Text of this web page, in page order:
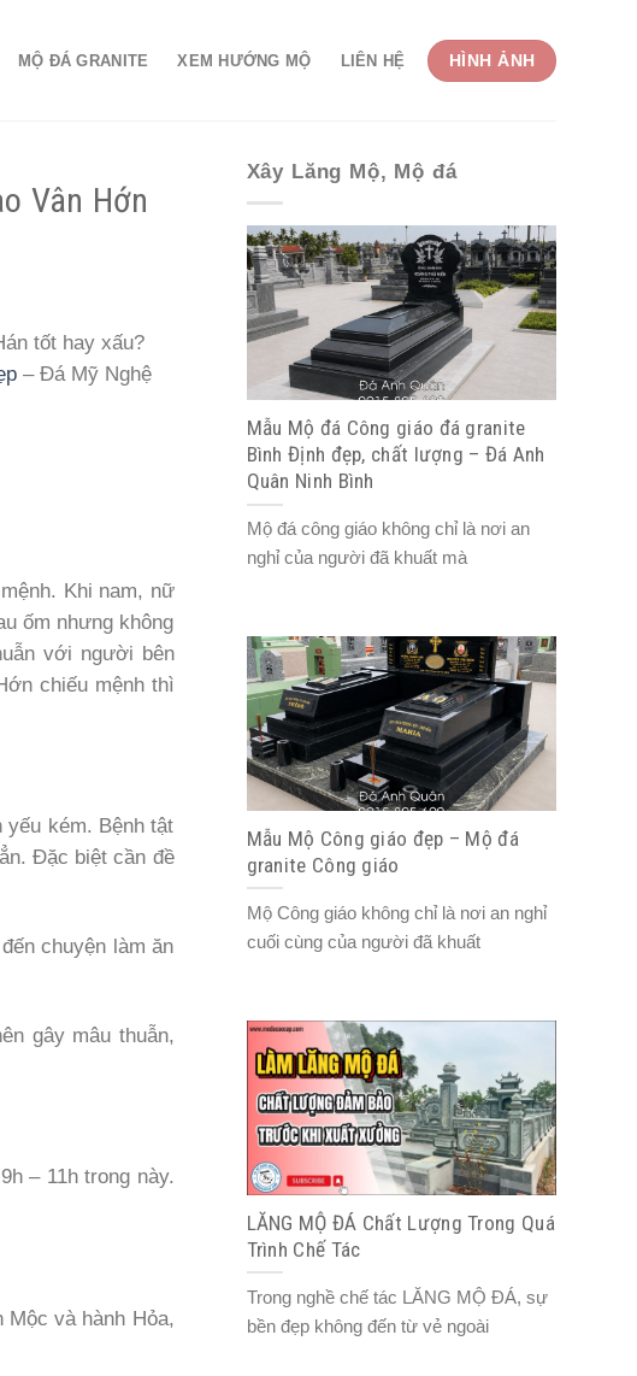
MỘ ĐÁ GRANITE XEM HƯỚNG MỘ LIÊN HỆ HÌNH ẢNH
Vân Hớn
tốt hay xấu?
– Đá Mỹ Nghệ
Khi nam, nữ
ốm nhưng không
với người bên
chiếu mệnh thì
kém. Bệnh tật
Đặc biệt cần đề
chuyện làm ăn
gây mâu thuẫn,
– 11h trong này.
Mộc và hành Hỏa,
Xây Lăng Mộ, Mộ đá
Mẫu Mộ đá Công giáo đá granite
Bình Định đẹp, chất lượng – Đá Anh
Quân Ninh Bình
Mộ đá công giáo không chỉ là nơi an
nghỉ của người đã khuất mà
Mẫu Mộ Công giáo đẹp – Mộ đá
granite Công giáo
Mộ Công giáo không chỉ là nơi an nghỉ
cuối cùng của người đã khuất
LĂNG MỘ ĐÁ Chất Lượng Trong Quá
Trình Chế Tác
Trong nghề chế tác LĂNG MỘ ĐÁ, sự
bền đẹp không đến từ vẻ ngoài